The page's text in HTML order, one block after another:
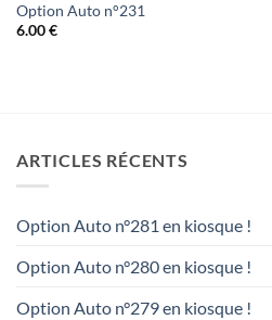
Option Auto n°231
6.00€
ARTICLES RÉCENTS
Option Auto n°281 en kiosque !
Option Auto n°280 en kiosque !
Option Auto n°279 en kiosque !